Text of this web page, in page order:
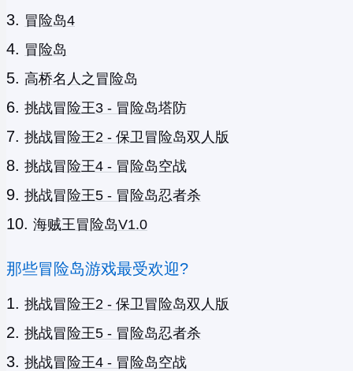
冒险岛4
冒险岛
高桥名人之冒险岛
挑战冒险王3 - 冒险岛塔防
挑战冒险王2 - 保卫冒险岛双人版
挑战冒险王4 - 冒险岛空战
挑战冒险王5 - 冒险岛忍者杀
海贼王冒险岛V1.0
那些冒险岛游戏最受欢迎?
挑战冒险王2 - 保卫冒险岛双人版
挑战冒险王5 - 冒险岛忍者杀
挑战冒险王4 - 冒险岛空战